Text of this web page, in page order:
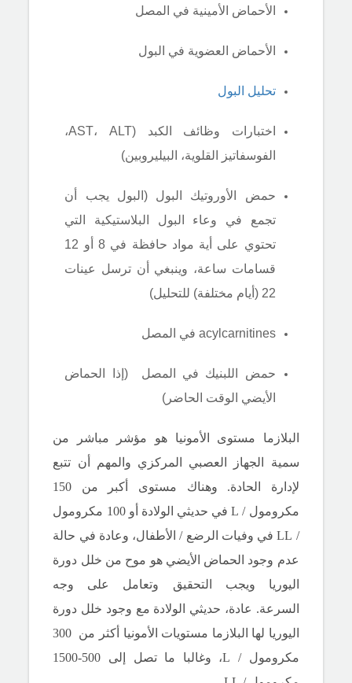
الأحماض الأمينية في المصل
الأحماض العضوية في البول
تحليل البول
اختبارات وظائف الكبد (AST، ALT،
الفوسفاتيز القلوية، البيليروبين)
حمض الأوروتيك البول (البول يجب أن
تجمع في وعاء البول البلاستيكية التي
تحتوي على أية مواد حافظة في 8 أو 12
قسامات ساعة، وينبغي أن ترسل عينات
22 (أيام مختلفة) للتحليل)
acylcarnitines في المصل
حمض اللبنيك في المصل
(إذا الحماض
الأيضي الوقت الحاضر)
البلازما مستوى الأمونيا هو مؤشر مباشر من
سمية الجهاز العصبي المركزي والمهم أن تتبع
لإدارة الحادة.
وهناك مستوى أكبر من 150
مكرومول / L في حديثي الولادة أو 100 مكرومول
/ LL في وفيات الرضع / الأطفال، وعادة في حالة
عدم وجود الحماض الأيضي هو موح من خلل دورة
اليوريا ويجب التحقيق وتعامل على وجه
السرعة. عادة، حديثي الولادة مع وجود خلل دورة
اليوريا لها البلازما مستويات الأمونيا أكثر من 300
مكرومول / L، وغالبا ما تصل إلى 500-1500